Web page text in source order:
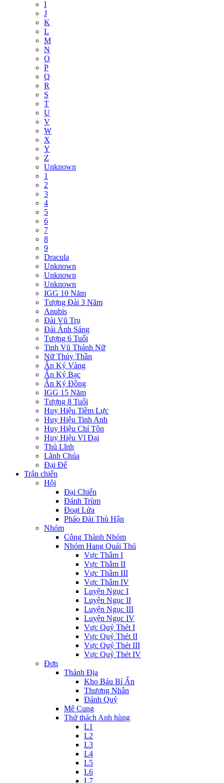
I
J
K
L
M
N
O
P
Q
R
S
T
U
V
W
X
Y
Z
Unknown
1
2
3
4
5
6
7
8
9
Dracula
Unknown
Unknown
Unknown
IGG 10 Năm
Tượng Đài 3 Năm
Anubis
Đài Vũ Trụ
Đài Ánh Sáng
Tượng 6 Tuổi
Tinh Vũ Thánh Nữ
Nữ Thủy Thần
Ấn Ký Vàng
Ấn Ký Bạc
Ấn Ký Đồng
IGG 15 Năm
Tượng 8 Tuổi
Huy Hiệu Tiềm Lực
Huy Hiệu Tinh Anh
Huy Hiệu Chí Tôn
Huy Hiệu Vĩ Đại
Thủ Lĩnh
Lãnh Chúa
Đại Đế
Trận chiến
Hội
Đại Chiến
Đánh Trùm
Đoạt Lửa
Pháo Đài Thù Hận
Nhóm
Công Thành Nhóm
Nhóm Hang Quái Thú
Vực Thẳm I
Vực Thẳm II
Vực Thẳm III
Vực Thẳm IV
Luyện Ngục I
Luyện Ngục II
Luyện Ngục III
Luyện Ngục IV
Vực Quỷ Thét I
Vực Quỷ Thét II
Vực Quỷ Thét III
Vực Quỷ Thét IV
Đơn
Thánh Địa
Kho Báu Bí Ẩn
Thương Nhân
Đánh Quỷ
Mê Cung
Thử thách Anh hùng
L1
L2
L3
L4
L5
L6
L7